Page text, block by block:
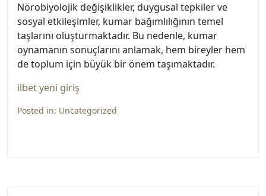
Nörobiyolojik değişiklikler, duygusal tepkiler ve
sosyal etkileşimler, kumar bağımlılığının temel
taşlarını oluşturmaktadır. Bu nedenle, kumar
oynamanın sonuçlarını anlamak, hem bireyler hem
de toplum için büyük bir önem taşımaktadır.
ilbet yeni giriş
Posted in: Uncategorized